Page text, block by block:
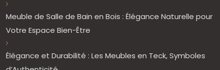
Meuble de Salle de Bain en Bois : Élégance Naturelle pour
Votre Espace Bien-Être
Élégance et Durabilité : Les Meubles en Teck, Symboles